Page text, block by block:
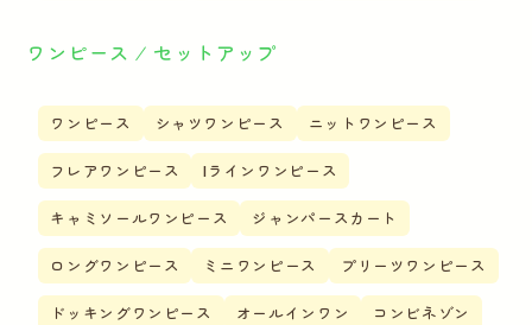
ワンピース ⁄ セットアップ
ワンピース シャツワンピース ニットワンピース
フレアワンピース Iラインワンピース
キャミソールワンピース ジャンパースカート
ロングワンピース ミニワンピース プリーツワンピース
ドッキングワンピース オールインワン コンビネゾン